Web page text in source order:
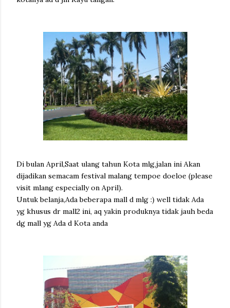
Di bulan April,Saat ulang tahun Kota mlg,jalan ini Akan
dijadikan semacam festival malang tempoe doeloe (please
visit mlang especially on April).
Untuk belanja,Ada beberapa mall d mlg :) well tidak Ada
yg khusus dr mall2 ini, aq yakin produknya tidak jauh beda
dg mall yg Ada d Kota anda